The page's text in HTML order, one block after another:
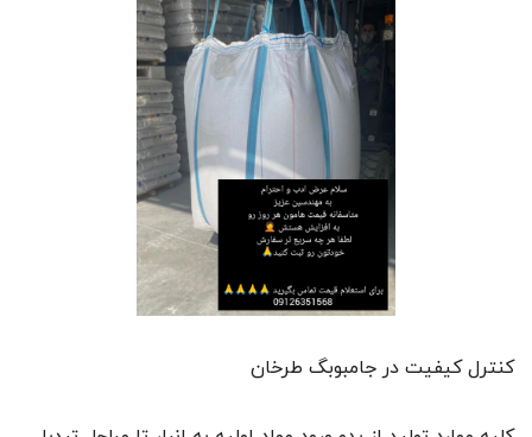
کنترل کیفیت در جامبوبگ طرخان